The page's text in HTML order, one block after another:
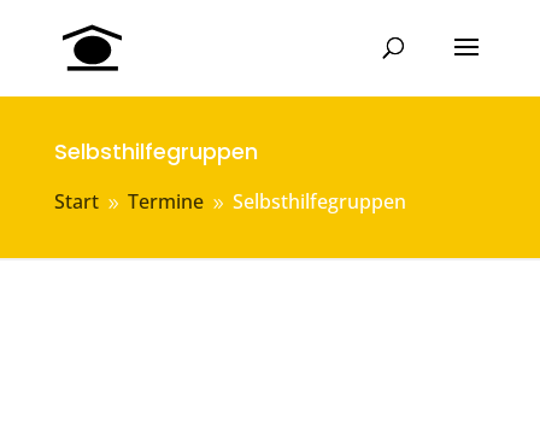
Selbsthilfegruppen
Start 9 Termine 9 Selbsthilfegruppen